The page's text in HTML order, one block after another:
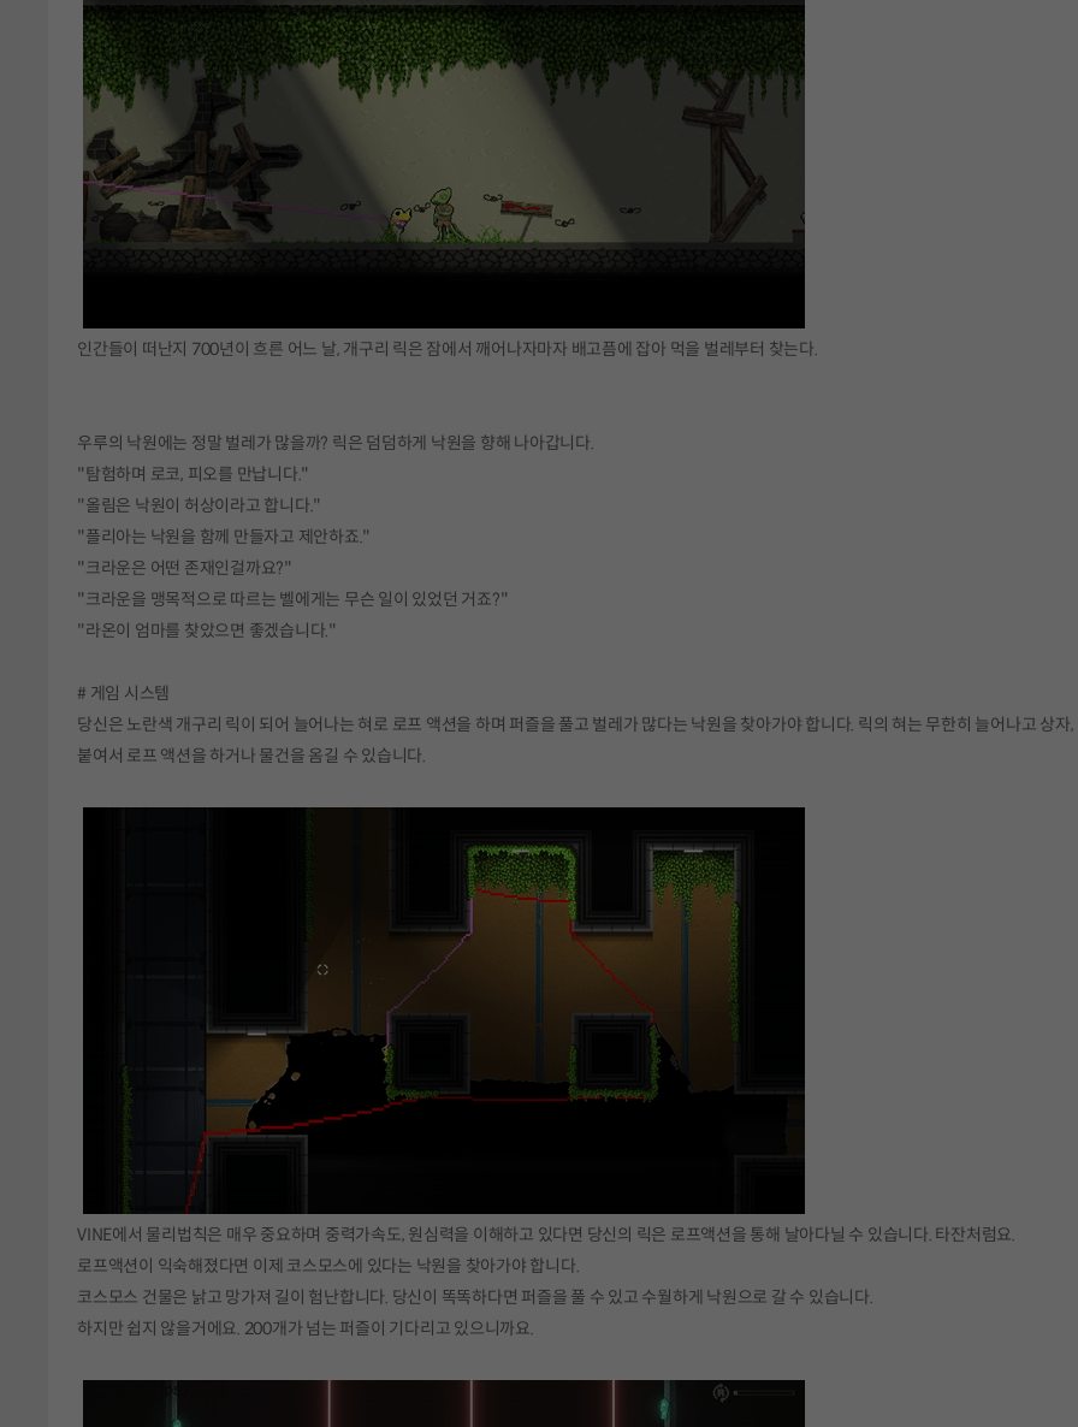
인간들이 떠난지 700년이 흐른 어느 날, 개구리 릭은 잠에서 깨어나자마자 배고픔에 잡아 먹을 벌레부터 찾는다.
우루의 낙원에는 정말 벌레가 많을까? 릭은 덤덤하게 낙원을 향해 나아갑니다.
"탐험하며 로코, 피오를 만납니다."
"올림은 낙원이 허상이라고 합니다."
"플리아는 낙원을 함께 만들자고 제안하죠."
"크라운은 어떤 존재인걸까요?"
"크라운을 맹목적으로 따르는 벨에게는 무슨 일이 있었던 거죠?"
"라온이 엄마를 찾았으면 좋겠습니다."
# 게임 시스템
당신은 노란색 개구리 릭이 되어 늘어나는 혀로 로프 액션을 하며 퍼즐을 풀고 벌레가 많다는 낙원을 찾아가야 합니다. 릭의 혀는 무한히 늘어나고 상자,
붙여서 로프 액션을 하거나 물건을 옴길 수 있습니다.
VINE에서 물리법칙은 매우 중요하며 중력가속도, 원심력을 이해하고 있다면 당신의 릭은 로프액션을 통해 날아다닐 수 있습니다. 타잔처럼요.
로프액션이 익숙해졌다면 이제 코스모스에 있다는 낙원을 찾아가야 합니다.
코스모스 건물은 낡고 망가져 길이 험난합니다. 당신이 똑똑하다면 퍼즐을 풀 수 있고 수월하게 낙원으로 갈 수 있습니다.
하지만 쉽지 않을거에요. 200개가 넘는 퍼즐이 기다리고 있으니까요.